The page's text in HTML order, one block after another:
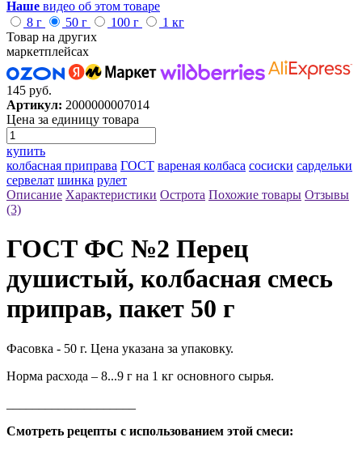
Наше видео об этом товаре
8 г
50 г 100 г
1 кг
Товар на других
маркетплейсах
145 руб.
Артикул: 2000000007014
Цена за единицу товара
купить
колбасная приправа ГОСТ вареная колбаса сосиски сардельки
сервелат шинка рулет
Описание Характеристики Острота Похожие товары Отзывы
(3)
ГОСТ ФС №2 Перец
душистый, колбасная смесь
приправ, пакет 50 г
Фасовка - 50 г. Цена указана за упаковку.
Норма расхода – 8...9 г на 1 кг основного сырья.
Смотреть рецепты с использованием этой смеси: